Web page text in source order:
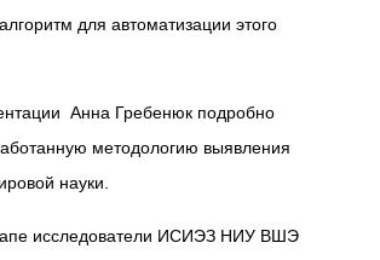
для автоматизации этого
Анна Гребенюк подробно
методологию выявления
науки.
исследователи ИСИЭЗ НИУ ВШЭ